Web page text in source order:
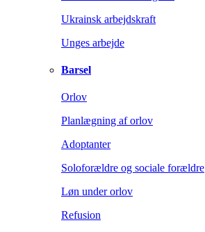
Ukrainsk arbejdskraft
Unges arbejde
Barsel
Orlov
Planlægning af orlov
Adoptanter
Soloforældre og sociale forældre
Løn under orlov
Refusion